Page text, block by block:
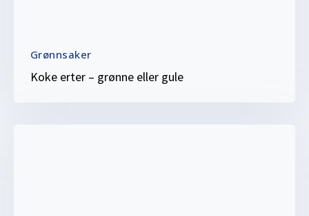
Grønnsaker
Koke erter – grønne eller gule